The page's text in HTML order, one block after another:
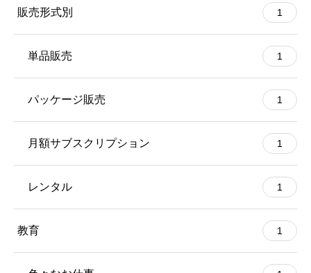
販売形式別 1
単品販売 1
パッケージ販売 1
月額サブスクリプション 1
レンタル 1
教育 1